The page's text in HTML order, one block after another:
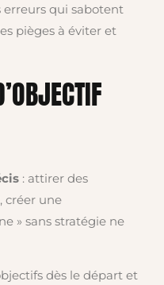
erreurs qui sabotent
pièges à éviter et
: attirer des
créer une
» sans stratégie ne
dès le départ et